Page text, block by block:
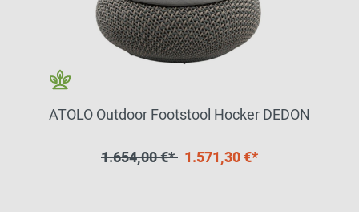
ATOLO Outdoor Footstool Hocker DEDON
1.654,00 €* 1.571,30 €*